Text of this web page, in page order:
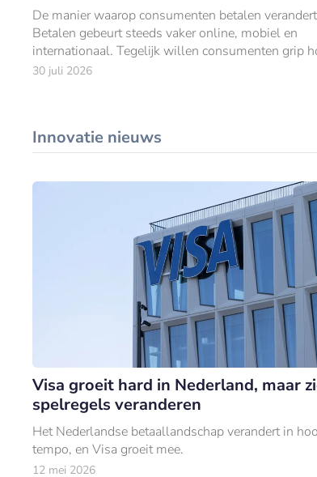
De manier waarop consumenten betalen
Betalen gebeurt steeds vaker online, mobiel en
internationaal. Tegelijk willen consumenten grip
op hun uitgaven.
30 juli 2026
Innovatie nieuws
Visa groeit hard in Nederland, maar
spelregels veranderen
Het Nederlandse betaallandschap verandert in
tempo, en Visa groeit mee.
12 mei 2026